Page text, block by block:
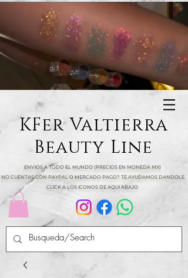
KFer Valtierra
Beauty Line
ENVIOS A TODO EL MUNDO (PRECIOS EN MONEDA MX)
NO CUENTAS CON PAYPAL O MERCADO PAGO? TE AYUDAMOS DANDOLE
CLICK A LOS ICONOS DE AQUI ABAJO